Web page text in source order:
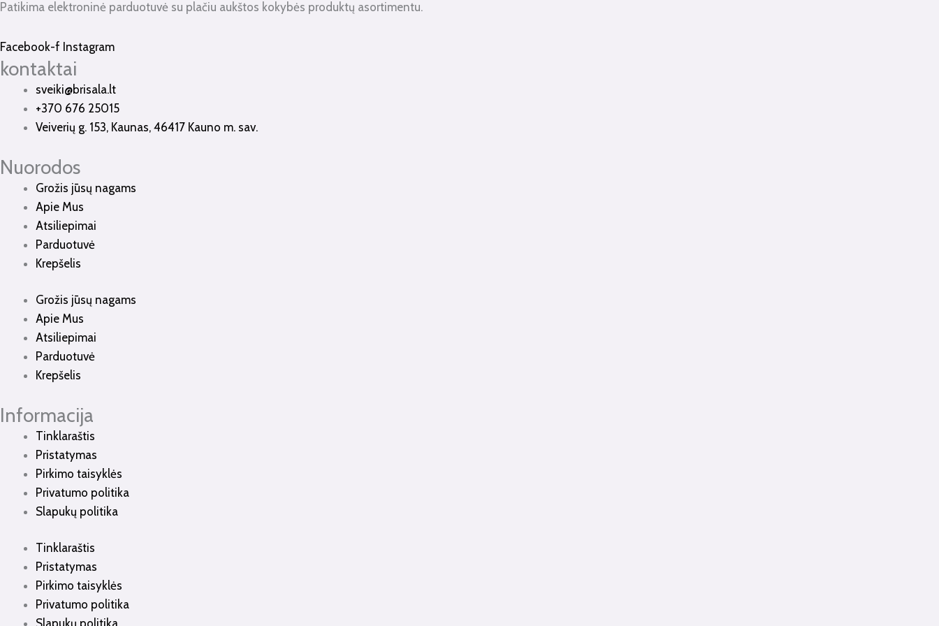
Patikima elektroninė parduotuvė su plačiu aukštos kokybės produktų asortimentu.
Facebook-f Instagram
kontaktai
sveiki@brisala.lt
+370 676 25015
Veiverių g. 153, Kaunas, 46417 Kauno m. sav.
Nuorodos
Grožis jūsų nagams
Apie Mus
Atsiliepimai
Parduotuvė
Krepšelis
Grožis jūsų nagams
Apie Mus
Atsiliepimai
Parduotuvė
Krepšelis
Informacija
Tinklaraštis
Pristatymas
Pirkimo taisyklės
Privatumo politika
Slapukų politika
Tinklaraštis
Pristatymas
Pirkimo taisyklės
Privatumo politika